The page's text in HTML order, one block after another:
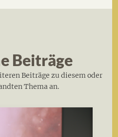
Beiträge
Beiträge zu diesem oder
Thema an.